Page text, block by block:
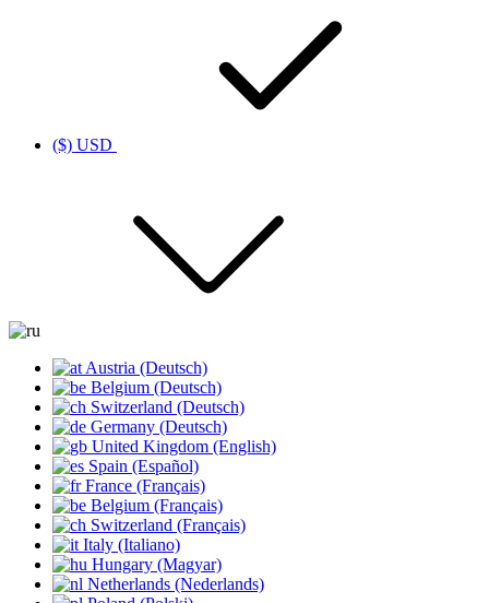
($) USD
Austria (Deutsch)
Belgium (Deutsch)
Switzerland (Deutsch)
Germany (Deutsch)
United Kingdom (English)
Spain (Español)
France (Français)
Belgium (Français)
Switzerland (Français)
Italy (Italiano)
Hungary (Magyar)
Netherlands (Nederlands)